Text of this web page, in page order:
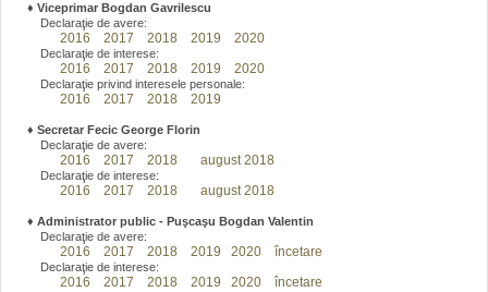
♦ Viceprimar Bogdan Gavrilescu
Declaraţie de avere:
2016 2017 2018 2019 2020
Declaraţie de interese:
2016 2017 2018 2019 2020
Declaraţie privind interesele personale:
2016 2017 2018 2019
♦ Secretar Fecic George Florin
Declaraţie de avere:
2016 2017 2018 august 2018
Declaraţie de interese:
2016 2017 2018 august 2018
♦ Administrator public - Puşcaşu Bogdan Valentin
Declaraţie de avere:
2016 2017 2018 2019 2020 încetare
Declaraţie de interese:
2016 2017 2018 2019 2020 încetare